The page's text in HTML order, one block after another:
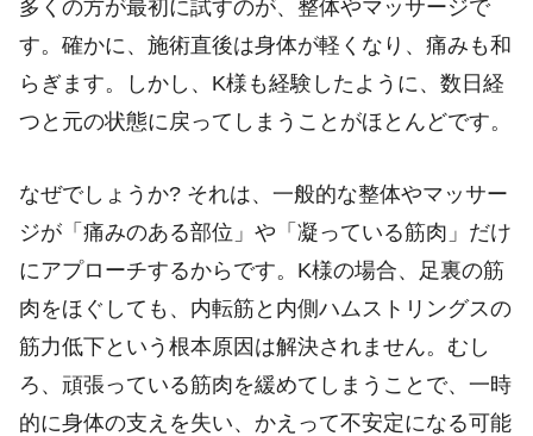
多くの方が最初に試すのが、整体やマッサージで
す。確かに、施術直後は身体が軽くなり、痛みも和
らぎます。しかし、K様も経験したように、数日経
つと元の状態に戻ってしまうことがほとんどです。
なぜでしょうか? それは、一般的な整体やマッサー
ジが「痛みのある部位」や「凝っている筋肉」だけ
にアプローチするからです。K様の場合、足裏の筋
肉をほぐしても、内転筋と内側ハムストリングスの
筋力低下という根本原因は解決されません。むし
ろ、頑張っている筋肉を緩めてしまうことで、一時
的に身体の支えを失い、かえって不安定になる可能